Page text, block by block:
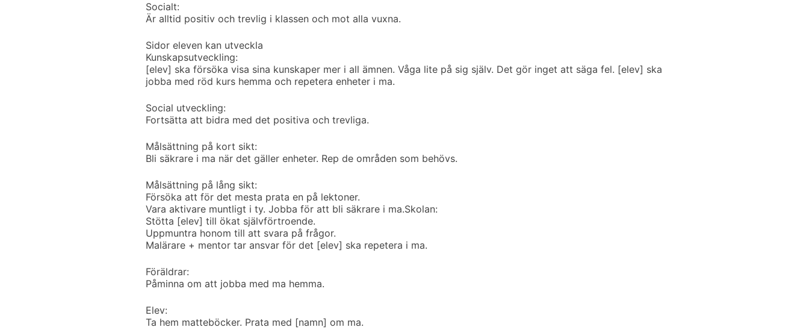
Socialt:
Är alltid positiv och trevlig i klassen och mot alla vuxna.
Sidor eleven kan utveckla
Kunskapsutveckling:
[elev] ska försöka visa sina kunskaper mer i all ämnen. Våga lite på sig själv. Det gör inget att säga fel. [elev] ska
jobba med röd kurs hemma och repetera enheter i ma.
Social utveckling:
Fortsätta att bidra med det positiva och trevliga.
Målsättning på kort sikt:
Bli säkrare i ma när det gäller enheter. Rep de områden som behövs.
Målsättning på lång sikt:
Försöka att för det mesta prata en på lektoner.
Vara aktivare muntligt i ty. Jobba för att bli säkrare i ma.Skolan:
Stötta [elev] till ökat självförtroende.
Uppmuntra honom till att svara på frågor.
Malärare + mentor tar ansvar för det [elev] ska repetera i ma.
Föräldrar:
Påminna om att jobba med ma hemma.
Elev:
Ta hem matteböcker. Prata med [namn] om ma.